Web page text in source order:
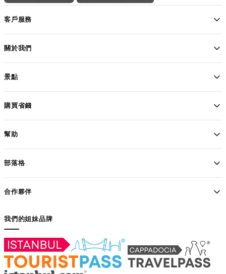
客戶服務
關於我們
景點
購買省錢
幫助
部落格
合作夥伴
我們的姐妹品牌